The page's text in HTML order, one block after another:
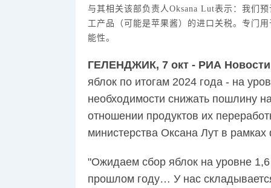
与其相关该部负责人Oksana Lut表示： 我们
工产品（可能是苹果酱）的进口关税。专门
能性。
ГЕЛЕНДЖИК, 7 окт - РИА
яблок по итогам 2024 года - на
необходимости снижать пошлину
отношении продуктов их
министерства Оксана Лут в
"Ожидаем сбор яблок на уровне
прошлом году… У нас